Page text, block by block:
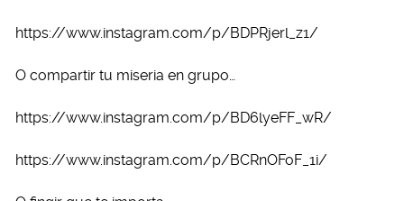
https://www.instagram.com/p/BDPRjerl_z1/
O compartir tu miseria en grupo…
https://www.instagram.com/p/BD6lyeFF_wR/
https://www.instagram.com/p/BCRnOFoF_1i/